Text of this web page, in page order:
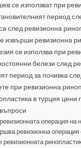
се използват при
период
след ревизионна
извърши ревизионна
се използва при
белези след
период за почивка
при ревизионна
в турция цени
операция на
ревизионна
ревизионната